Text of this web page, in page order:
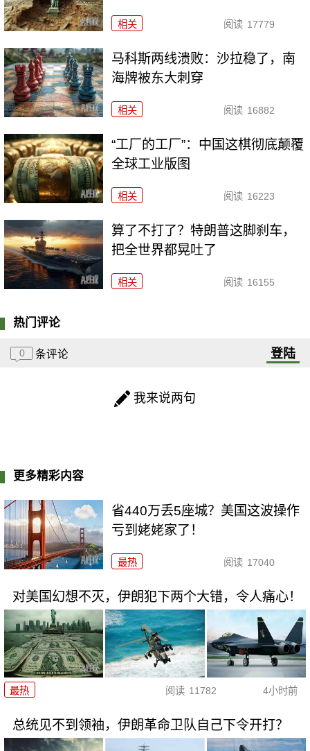
相关 阅读 17779
马科斯两线溃败：沙拉稳了，南
海牌被东大刺穿
相关 阅读 16882
“工厂的工厂”：中国这棋彻底颠覆
全球工业版图
相关 阅读 16223
算了不打了？特朗普这脚刹车，
把全世界都晃吐了
相关 阅读 16155
热门评论
0 条评论 登陆
我来说两句
更多精彩内容
省440万丢5座城？美国这波操作
亏到姥姥家了！
最热 阅读 17040
对美国幻想不灭，伊朗犯下两个大错，令人痛心！
最热 阅读 11782 4小时前
总统见不到领袖，伊朗革命卫队自己下令开打？